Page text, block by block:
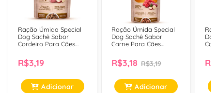
Ração Úmida Special
Dog Sachê Sabor
Cordeiro Para Cães
R$3,19
Adicionar
Ração Úmida Special
Dog Sachê Sabor
Carne Para Cães
R$3,18 R$3,19
Adicionar